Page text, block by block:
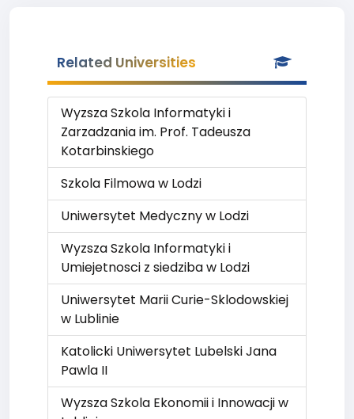
Related Universities
Wyzsza Szkola Informatyki i
Zarzadzania im. Prof. Tadeusza
Kotarbinskiego
Szkola Filmowa w Lodzi
Uniwersytet Medyczny w Lodzi
Wyzsza Szkola Informatyki i
Umiejetnosci z siedziba w Lodzi
Uniwersytet Marii Curie-Sklodowskiej
w Lublinie
Katolicki Uniwersytet Lubelski Jana
Pawla II
Wyzsza Szkola Ekonomii i Innowacji w